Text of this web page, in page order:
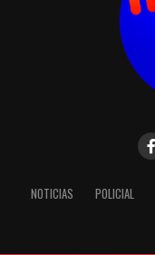
NOTICIAS POLICIAL